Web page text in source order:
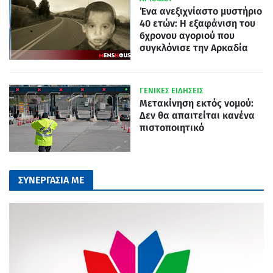
Ένα ανεξιχνίαστο μυστήριο
40 ετών: Η εξαφάνιση του
6χρονου αγοριού που
συγκλόνισε την Αρκαδία
ΓΕΝΙΚΕΣ ΕΙΔΗΣΕΙΣ
Μετακίνηση εκτός νομού:
Δεν θα απαιτείται κανένα
πιστοποιητικό
ΣΥΝΕΡΓΑΣΙΑ ΜΕ